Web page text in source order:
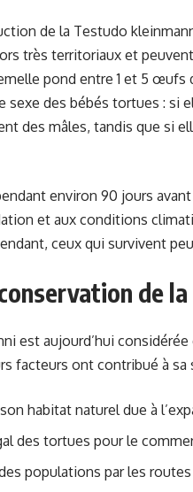
de la Testudo
très territoriaux et
pond entre 1 et 5 œufs
sexe des bébés tortues : si
des mâles, tandis que si
environ 90 jours
et aux conditions
ceux qui survivent
de
est aujourd’hui
facteurs ont contribué à sa
habitat naturel due à
des tortues pour le
populations par les